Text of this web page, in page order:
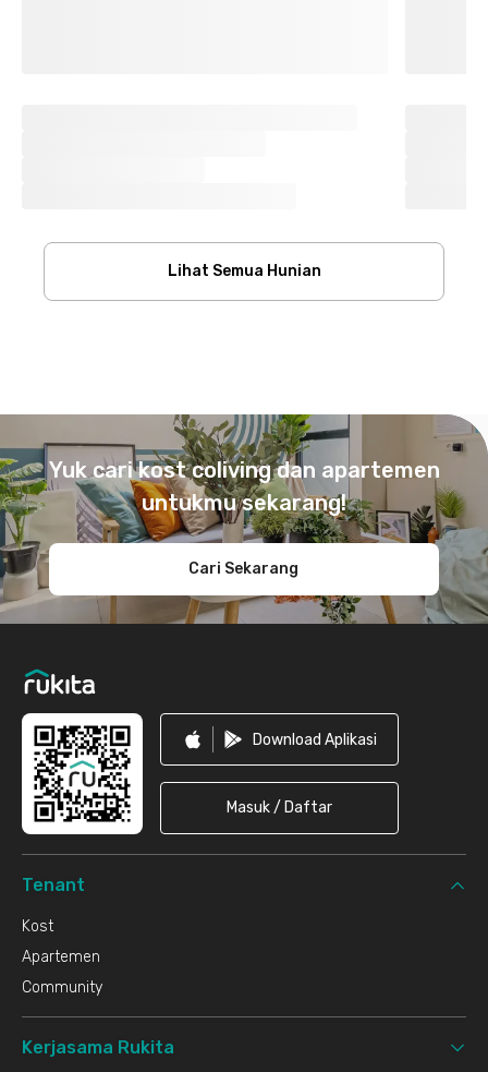
Lihat Semua Hunian
Yuk cari kost coliving dan apartemen
untukmu sekarang!
Cari Sekarang
Download Aplikasi
Masuk / Daftar
Tenant
Kost
Apartemen
Community
Kerjasama Rukita